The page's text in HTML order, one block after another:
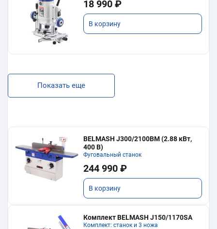
18 990 ₽
В корзину
Показать еще
BELMASH J300/2100ВМ (2.88 кВт,
400 В)
Фуговальный станок
244 990 ₽
В корзину
Комплект BELMASH J150/1170SA
Комплект: станок и 3 ножа